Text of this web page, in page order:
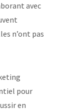
avec
n’ont pas
pour
en